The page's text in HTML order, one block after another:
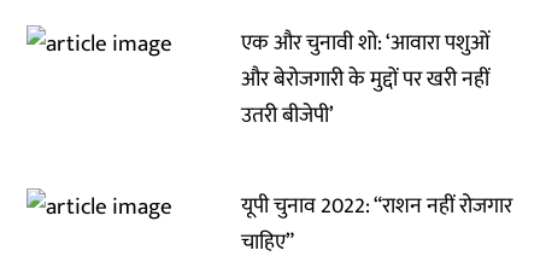
एक और चुनावी शो: ‘आवारा पशुओं
और बेरोजगारी के मुद्दों पर खरी नहीं
उतरी बीजेपी’
यूपी चुनाव 2022: “राशन नहीं रोजगार
चाहिए”